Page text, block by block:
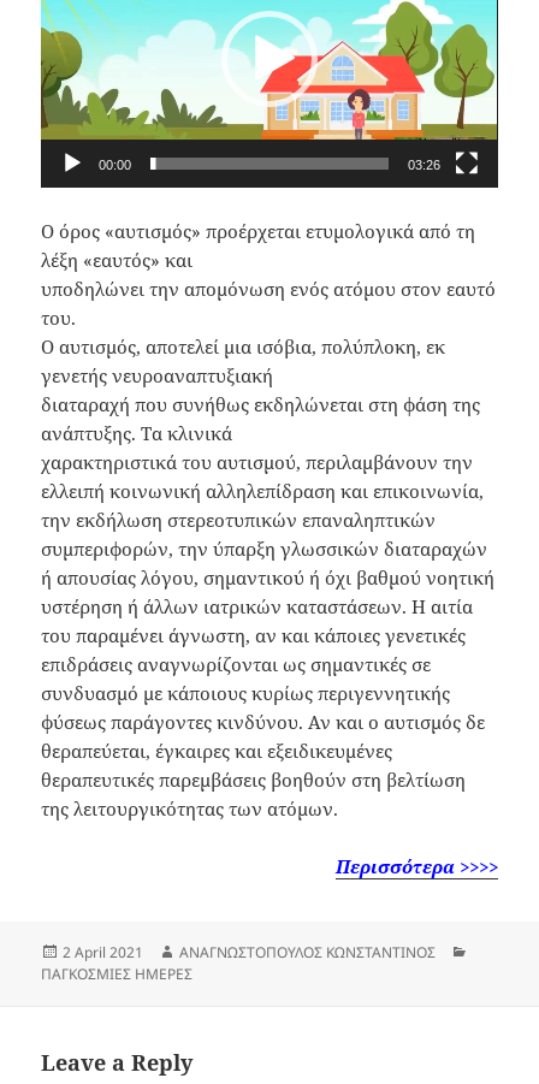
00:00 03:26
Ο όρος «αυτισμός» προέρχεται ετυμολογικά από τη
λέξη «εαυτός» και
υποδηλώνει την απομόνωση ενός ατόμου στον εαυτό
του.
Ο αυτισμός, αποτελεί μια ισόβια, πολύπλοκη, εκ
γενετής νευροαναπτυξιακή
διαταραχή που συνήθως εκδηλώνεται στη φάση της
ανάπτυξης. Τα κλινικά
χαρακτηριστικά του αυτισμού, περιλαμβάνουν την
ελλειπή κοινωνική αλληλεπίδραση και επικοινωνία,
την εκδήλωση στερεοτυπικών επαναληπτικών
συμπεριφορών, την ύπαρξη γλωσσικών διαταραχών
ή απουσίας λόγου, σημαντικού ή όχι βαθμού νοητική
υστέρηση ή άλλων ιατρικών καταστάσεων. Η αιτία
του παραμένει άγνωστη, αν και κάποιες γενετικές
επιδράσεις αναγνωρίζονται ως σημαντικές σε
συνδυασμό με κάποιους κυρίως περιγεννητικής
φύσεως παράγοντες κινδύνου. Αν και ο αυτισμός δε
θεραπεύεται, έγκαιρες και εξειδικευμένες
θεραπευτικές παρεμβάσεις βοηθούν στη βελτίωση
της λειτουργικότητας των ατόμων.
Περισσότερα >>>>
Posted
on
2 April 2021 Author
ΑΝΑΓΝΩΣΤΟΠΟΥΛΟΣ ΚΩΝΣΤΑΝΤΙΝΟΣ
ΠΑΓΚΟΣΜΙΕΣ ΗΜΕΡΕΣ
Leave a Reply